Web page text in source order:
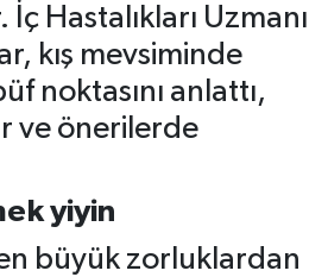
Hastalıkları Uzmanı
kış mevsiminde
noktasını anlattı,
ve önerilerde
yiyin
büyük zorluklardan